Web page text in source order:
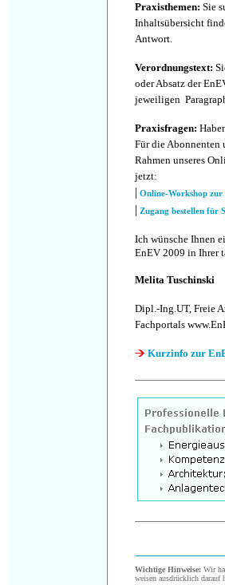
Praxisthemen: Sie
Inhaltsübersicht
Antwort.
Verordnungstext:
oder Absatz der
jeweiligen
Praxisfragen:
Für die Abonnenten
Rahmen unseres
jetzt:
| Online-Workshop zur
| Zugang bestellen für
Ich wünsche Ihnen
EnEV 2009 in Ihrer
Melita Tuschinski
Dipl.-Ing.UT, Freie
Fachportals
Kurzinfo zur
Wichtige Hinweise: Wir
weisen ausdrücklich darauf